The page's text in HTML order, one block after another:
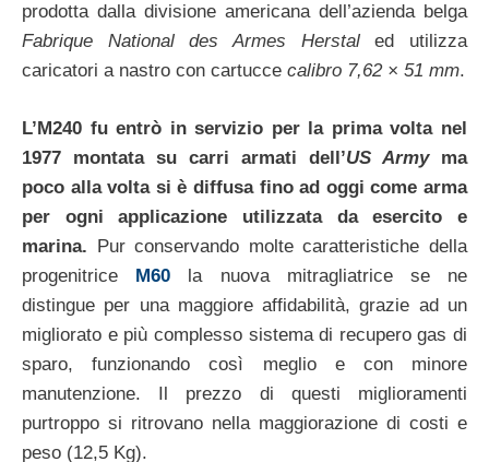
prodotta dalla divisione americana dell’azienda belga
Fabrique National des Armes Herstaled utilizza
caricatori a nastro con cartucce calibro 7,62 × 51 mm.
L’M240 fu entrò in servizio per la prima volta nel
1977 montata su carri armati dell’US Armyma
poco alla volta si è diffusa fino ad oggi come arma
per ogni applicazione utilizzata da esercito e
marina. Pur conservando molte caratteristiche della
progenitrice M60 la nuova mitragliatrice se ne
distingue per una maggiore affidabilità, grazie ad un
migliorato e più complesso sistema di recupero gas di
sparo, funzionando così meglio e con minore
manutenzione. Il prezzo di questi miglioramenti
purtroppo si ritrovano nella maggiorazione di costi e
peso (12,5 Kg).